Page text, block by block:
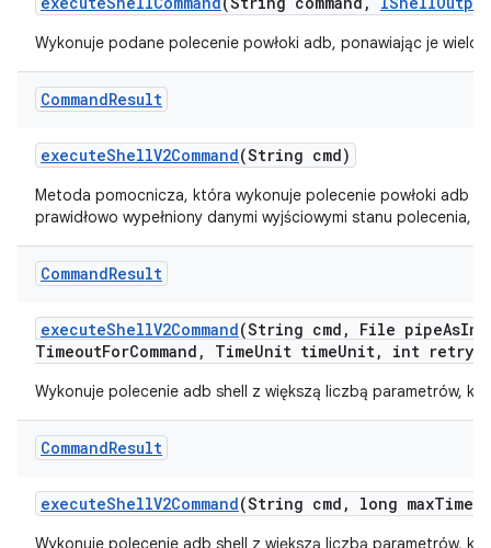
Wykonuje podane polecenie powłoki adb, ponawiając je
CommandResult
executeShellV2Command(String cmd)
Metoda pomocnicza, która wykonuje polecenie powłoki adb i
prawidłowo wypełniony danymi wyjściowymi stanu polecenia,
CommandResult
executeShellV2Command(String cmd , File pipeAs
TimeoutForCommand , TimeUnit timeUnit, int retry
Wykonuje polecenie adb shell z większą liczbą parametrów,
CommandResult
executeShellV2Command(String cmd , long max
Wykonuje polecenie adb shell z większą liczbą parametrów,